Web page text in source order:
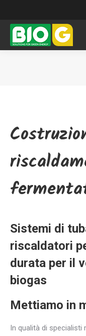
Sistemi di
riscaldatori
durata per il
biogas
Mettiamo in
In qualità di